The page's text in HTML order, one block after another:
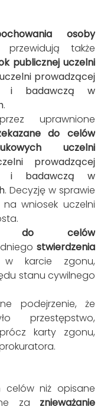
osoby
także
publicznej uczelni
prowadzącej
i badawczą w
.
uprawnione
do celów
uczelni
prowadzącej
i badawczą w
. Decyzję w sprawie
na wniosek uczelni
do celów
stwierdzenia
karcie zgonu,
stanu cywilnego
podejrzenie, że
przestępstwo,
karty zgonu,
celów niż opisane
za znieważanie